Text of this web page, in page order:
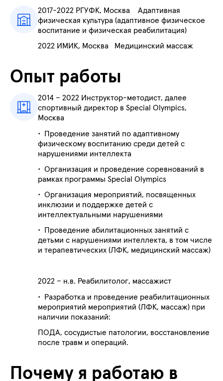
2017-2022 РГУФК, Москва Адаптивная
физическая культура (адаптивное физическое
воспитание и физическая реабилитация)
2022 ИМИК, Москва Медицинский массаж
Опыт работы
2014 – 2022 Инструктор-методист, далее
спортивный директор в Special Olympics,
Москва
• Проведение занятий по адаптивному
физическому воспитанию среди детей с
нарушениями интеллекта
• Организация и проведение соревнований в
рамках программы Special Olympics
• Организация мероприятий, посвященных
инклюзии и поддержке детей с
интеллектуальными нарушениями
• Проведение абилитационных занятий с
детьми с нарушениями интеллекта, в том числе
и терапевтических (ЛФК, медицинский массаж)
2022 – н.в. Реабилитолог, массажист
• Разработка и проведение реабилитационных
мероприятий мероприятий (ЛФК, массаж) при
наличии показаний:
ПОДА, сосудистые патологии, восстановление
после травм и операций.
Почему я работаю в